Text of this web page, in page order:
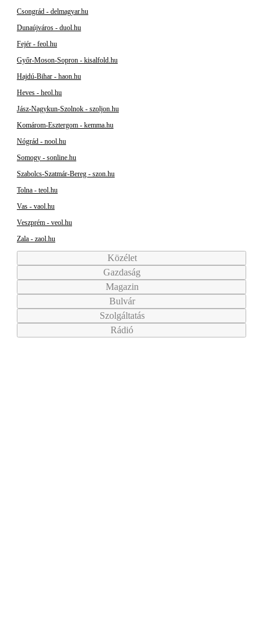
Csongrád - delmagyar.hu
Dunaújváros - duol.hu
Fejér - feol.hu
Győr-Moson-Sopron - kisalfold.hu
Hajdú-Bihar - haon.hu
Heves - heol.hu
Jász-Nagykun-Szolnok - szoljon.hu
Komárom-Esztergom - kemma.hu
Nógrád - nool.hu
Somogy - sonline.hu
Szabolcs-Szatmár-Bereg - szon.hu
Tolna - teol.hu
Vas - vaol.hu
Veszprém - veol.hu
Zala - zaol.hu
Közélet
Gazdaság
Magazin
Bulvár
Szolgáltatás
Rádió